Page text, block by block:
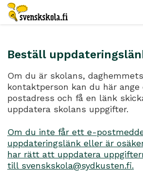
Beställ
Om du är skolans,
kontaktperson kan du här ange
postadress och få en länk
uppdatera skolans uppgifter.
Om du inte får ett e-
uppdateringslänk eller är
har rätt att uppdatera
till svenskskola@sydkusten.fi.